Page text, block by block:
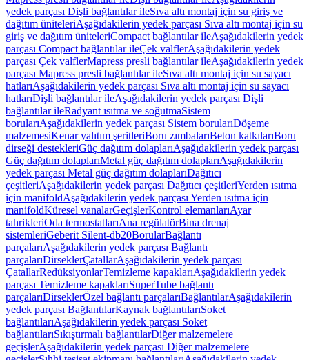
yedek parçası Dişli bağlantılar ileSıva altı montaj için su giriş ve
dağıtım üniteleriAşağıdakilerin yedek parçası Sıva altı montaj için su
giriş ve dağıtım üniteleriCompact bağlantılar ileAşağıdakilerin yedek
parçası Compact bağlantılar ileÇek valflerAşağıdakilerin yedek
parçası Çek valflerMapress presli bağlantılar ileAşağıdakilerin yedek
parçası Mapress presli bağlantılar ileSıva altı montaj için su sayacı
hatlarıAşağıdakilerin yedek parçası Sıva altı montaj için su sayacı
hatlarıDişli bağlantılar ileAşağıdakilerin yedek parçası Dişli
bağlantılar ileRadyant ısıtma ve soğutmaSistem
borularıAşağıdakilerin yedek parçası Sistem borularıDöşeme
malzemesiKenar yalıtım şeritleriBoru zımbalarıBeton katkılarıBoru
dirseği destekleriGüç dağıtım dolaplarıAşağıdakilerin yedek parçası
Güç dağıtım dolaplarıMetal güç dağıtım dolaplarıAşağıdakilerin
yedek parçası Metal güç dağıtım dolaplarıDağıtıcı
çeşitleriAşağıdakilerin yedek parçası Dağıtıcı çeşitleriYerden ısıtma
için manifoldAşağıdakilerin yedek parçası Yerden ısıtma için
manifoldKüresel vanalarGeçişlerKontrol elemanlarıAyar
tahrikleriOda termostatlarıAna regülatörBina drenaj
sistemleriGeberit Silent-db20BorularBağlantı
parçalarıAşağıdakilerin yedek parçası Bağlantı
parçalarıDirseklerÇatallarAşağıdakilerin yedek parçası
ÇatallarRedüksiyonlarTemizleme kapaklarıAşağıdakilerin yedek
parçası Temizleme kapaklarıSuperTube bağlantı
parçalarıDirseklerÖzel bağlantı parçalarıBağlantılarAşağıdakilerin
yedek parçası BağlantılarKaynak bağlantılarıSoket
bağlantılarıAşağıdakilerin yedek parçası Soket
bağlantılarıSıkıştırmalı bağlantılarDiğer malzemelere
geçişlerAşağıdakilerin yedek parçası Diğer malzemelere